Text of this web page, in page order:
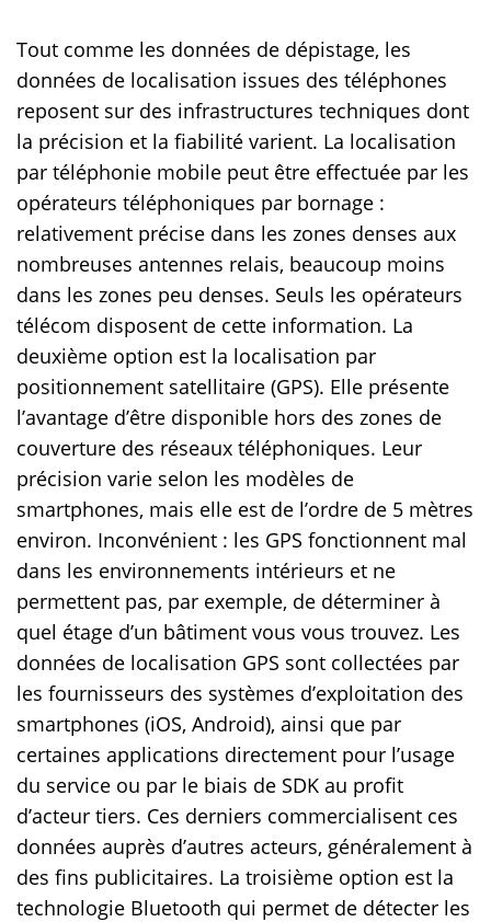
Tout comme les données de dépistage, les
données de localisation issues des téléphones
reposent sur des infrastructures techniques dont
la précision et la fiabilité varient. La localisation
par téléphonie mobile peut être effectuée par les
opérateurs téléphoniques par bornage :
relativement précise dans les zones denses aux
nombreuses antennes relais, beaucoup moins
dans les zones peu denses. Seuls les opérateurs
télécom disposent de cette information. La
deuxième option est la localisation par
positionnement satellitaire (GPS). Elle présente
l’avantage d’être disponible hors des zones de
couverture des réseaux téléphoniques. Leur
précision varie selon les modèles de
smartphones, mais elle est de l’ordre de 5 mètres
environ. Inconvénient : les GPS fonctionnent mal
dans les environnements intérieurs et ne
permettent pas, par exemple, de déterminer à
quel étage d’un bâtiment vous vous trouvez. Les
données de localisation GPS sont collectées par
les fournisseurs des systèmes d’exploitation des
smartphones (iOS, Android), ainsi que par
certaines applications directement pour l’usage
du service ou par le biais de SDK au profit
d’acteur tiers. Ces derniers commercialisent ces
données auprès d’autres acteurs, généralement à
des fins publicitaires. La troisième option est la
technologie Bluetooth qui permet de détecter les